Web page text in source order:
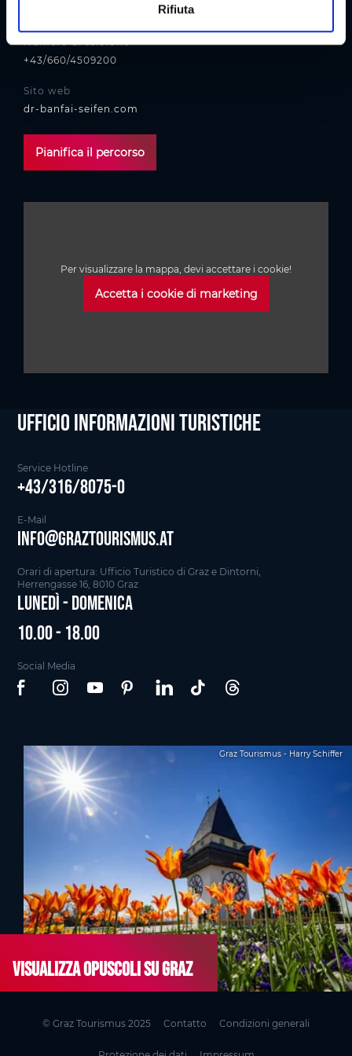
Rifiuta
katja.banfai@outlook.com
Numero di telefono
+43/660/4509200
Sito web
dr-banfai-seifen.com
Pianifica il percorso
Per visualizzare la mappa, devi accettare i cookie!
Accetta i cookie di marketing
Ufficio informazioni Turistiche
Service Hotline
+43/316/8075-0
E-Mail
info@graztourismus.at
Orari di apertura: Ufficio Turistico di Graz e Dintorni,
Herrengasse 16, 8010 Graz
Lunedì - Domenica
10.00 - 18.00
Social Media
Graz Tourismus - Harry Schiffer
Visualizza opuscoli su Graz
© Graz Tourismus 2025 Contatto Condizioni generali